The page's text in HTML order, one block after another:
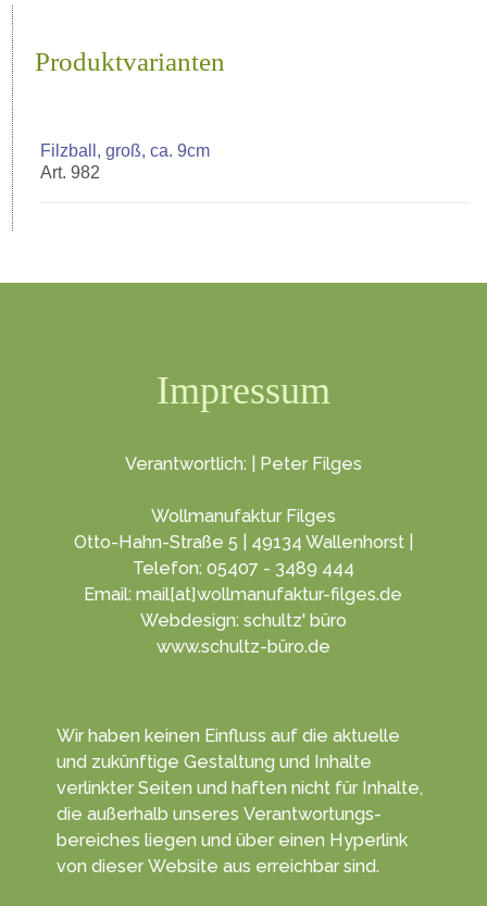
Produktvarianten
Filzball, groß, ca. 9cm
Art. 982
Impressum
Verantwortlich: | Peter Filges
Wollmanufaktur Filges
Otto-Hahn-Straße 5 | 49134 Wallenhorst |
Telefon: 05407 - 3489 444
Email: mail[at]wollmanufaktur-filges.de
Webdesign: schultz' büro
www.schultz-büro.de
Wir haben keinen Ein­fluss auf die aktuelle
und zukünf­tige Gestal­tung und Inhalte
verlinkter Seiten und haften nicht für Inhalte,
die außerhalb unseres Verant­wortungs­
bereiches liegen und über einen Hyper­link
von dieser Web­site aus erreichbar sind.